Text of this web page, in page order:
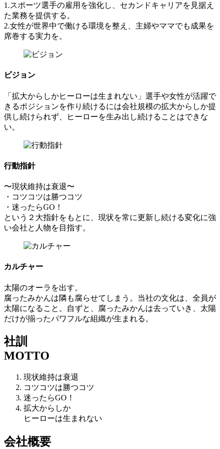
1.スポーツ選手の雇用を強化し、セカンドキャリアを見据え
た業務を提供する。
2.女性が世界中で働ける環境を整え、主婦やママでも成果を
席巻する実力を。
ビジョン
「拡大からしかヒーローは生まれない」選手や女性が活躍で
きるポジションを作り続けるには会社規模の拡大からしか提
供し続けられず、ヒーローを生み出し続けることはできな
い。
行動指針
〜現状維持は衰退〜
・コツコツは勝つコツ
・迷ったらGO！
という２大指針をもとに、現状を常に更新し続ける変化に強
い会社と人物を目指す。
カルチャー
太陽のオーラを出す。
腐ったみかんは隣も腐らせてしまう。当社の文化は、全員が
太陽になること。自ずと、腐ったみかんは去っていき、太陽
だけが揃ったパワフルな組織が生まれる。
社訓
MOTTO
現状維持は衰退
コツコツは勝つコツ
迷ったらGO！
拡大からしか
ヒーローは生まれない
会社概要